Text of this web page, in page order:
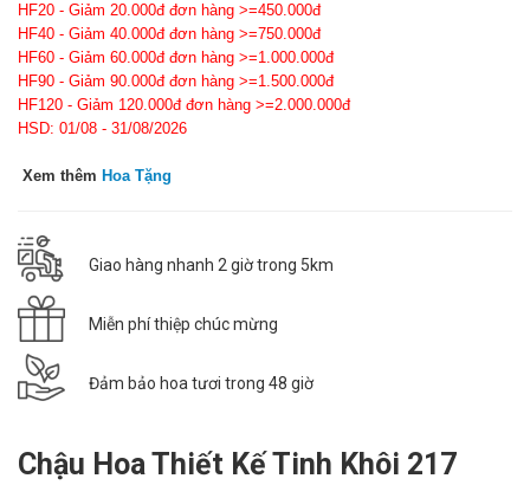
HF20 - Giảm 20.000đ đơn hàng >=450.000đ
HF40 - Giảm 40.000đ đơn hàng >=750.000đ
HF60 - Giảm 60.000đ đơn hàng >=1.000.000đ
HF90 - Giảm 90.000đ đơn hàng >=1.500.000đ
HF120 - Giảm 120.000đ đơn hàng >=2.000.000đ
HSD: 01/08 - 31/08/2026
Xem thêm Hoa Tặng
Giao hàng nhanh 2 giờ trong 5km
Miễn phí thiệp chúc mừng
Đảm bảo hoa tươi trong 48 giờ
Chậu Hoa Thiết Kế Tinh Khôi 217